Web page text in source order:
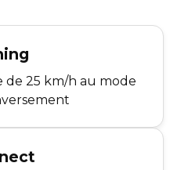
de 25 km/h au mode